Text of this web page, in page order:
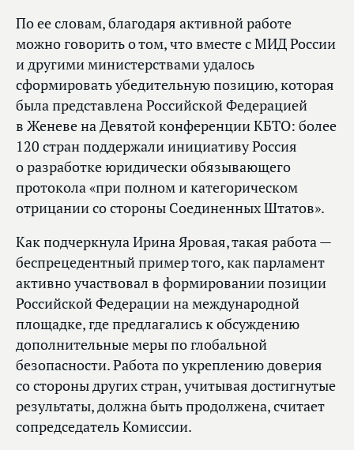
По ее словам, благодаря активной работе
можно говорить о том, что вместе с МИД России
и другими министерствами удалось
сформировать убедительную позицию, которая
была представлена Российской Федерацией
в Женеве на Девятой конференции КБТО: более
120 стран поддержали инициативу Россия
о разработке юридически обязывающего
протокола «при полном и категорическом
отрицании со стороны Соединенных Штатов».
Как подчеркнула Ирина Яровая, такая работа —
беспрецедентный пример того, как парламент
активно участвовал в формировании позиции
Российской Федерации на международной
площадке, где предлагались к обсуждению
дополнительные меры по глобальной
безопасности. Работа по укреплению доверия
со стороны других стран, учитывая достигнутые
результаты, должна быть продолжена, считает
сопредседатель Комиссии.